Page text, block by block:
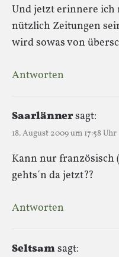
Und jetzt erinnere ich
nützlich Zeitungen
wird sowas von
Antworten
Saarlännersagt:
18. August 2009 um 17:58 Uhr
Kann nur französisch
gehts´n da jetzt??
Antworten
Seltsamsagt: